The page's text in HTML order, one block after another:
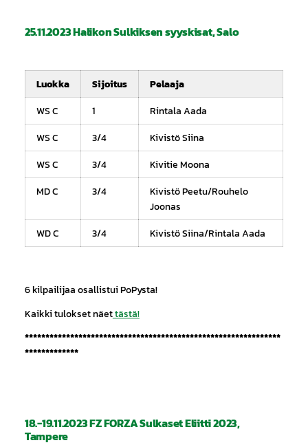
25.11.2023 Halikon Sulkiksen syyskisat, Salo
Luokka Sijoitus
Pelaaja
WS C
1
Rintala Aada
WS C
3/4
Kivistö Siina
WS C
3/4
Kivitie Moona
MD C
3/4
Kivistö Peetu/Rouhelo
Joonas
WD C
3/4 Kivistö Siina/Rintala Aada
6 kilpailijaa osallistui PoPysta!
Kaikki tulokset näettästä!
**************************************************************
*************
18.-19.11.2023 FZ FORZA Sulkaset Eliitti 2023,
Tampere